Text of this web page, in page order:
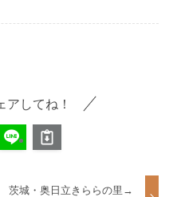
アしてね！
茨城・奥日立きららの里→